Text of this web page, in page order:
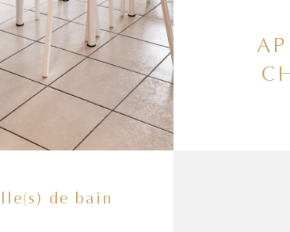
de bain